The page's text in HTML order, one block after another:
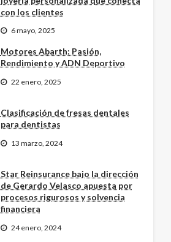
con los clientes
6 mayo, 2025
Motores Abarth: Pasión,
Rendimiento y ADN Deportivo
22 enero, 2025
Clasificación de fresas dentales
para dentistas
13 marzo, 2024
Star Reinsurance bajo la dirección
de Gerardo Velasco apuesta por
procesos rigurosos y solvencia
financiera
24 enero, 2024